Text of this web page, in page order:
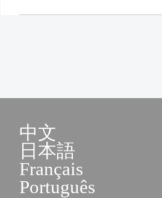
中文
日本語
Français
Português